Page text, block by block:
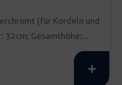
(für Kordeln und
32cm; Gesamthöhe: